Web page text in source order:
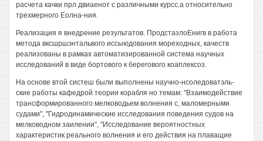
расчета качки прл двиаенот с различными курсс.а относительно
трехмерного Еолна-ния.
Реализация я внедрение результатов. ПродстазлоЕнигв в работа
метода вксшршэнтальвого иссыюдования мореходных, качеств
реализованы в рамках автоматизированной система научных
исследований в виде бортового к берегового коаплексоз.
На основе втой систеш были выполнены научно-нсоледоватэль-
ские работы кафедрой теории корабля но темам: "Взаимодействие
трансформированного мелководьем волнения с, маломерными
судами", "Гидродинамические исследования поведения судов на
мелководном заилении", "Исследование вероятностных
характеристик реального волнения и его действия на плаващие